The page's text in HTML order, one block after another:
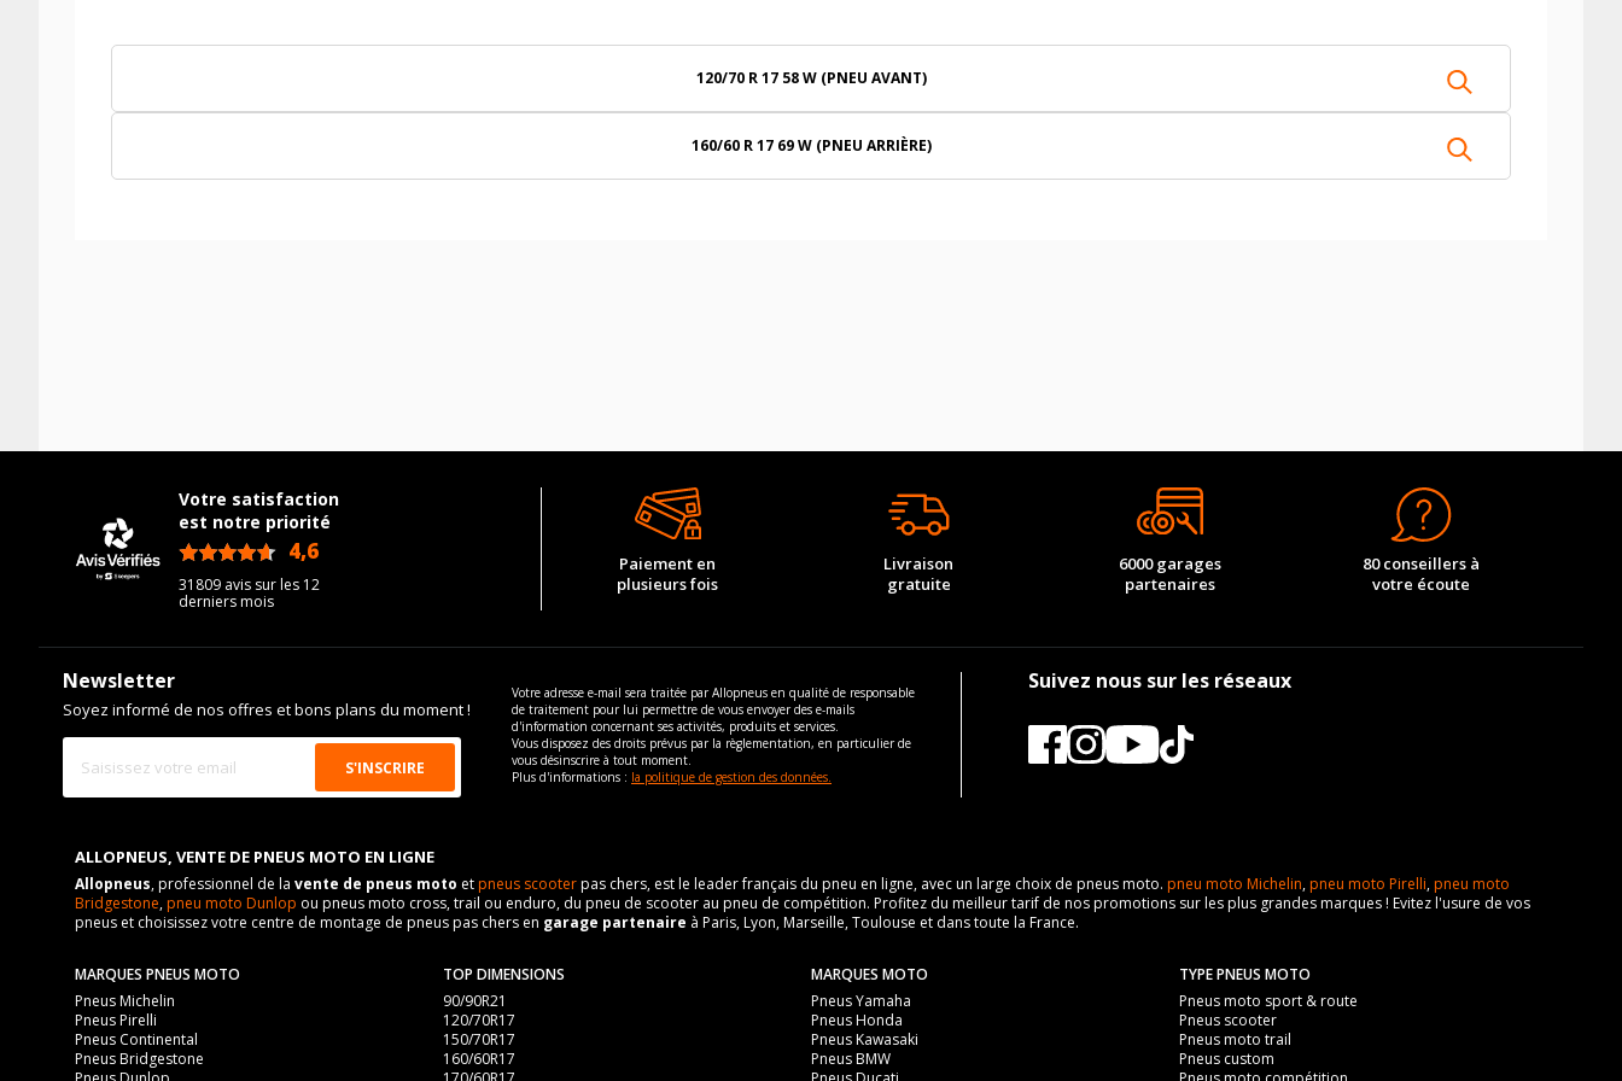
120/70 R 17 58 W (PNEU AVANT)
160/60 R 17 69 W (PNEU ARRIÈRE)
Votre satisfaction
est notre priorité
4,6
31809 avis sur les 12
derniers mois
Paiement en
plusieurs fois
Livraison
gratuite
6000 garages
partenaires
80 conseillers à
votre écoute
Newsletter
Soyez informé de nos offres et bons plans du moment !
Votre adresse e-mail sera traitée par Allopneus en qualité de responsable
de traitement pour lui permettre de vous envoyer des e-mails
d'information concernant ses activités, produits et services.
Vous disposez des droits prévus par la règlementation, en particulier de
vous désinscrire à tout moment.
Plus d'informations : la politique de gestion des données.
Suivez nous sur les réseaux
ALLOPNEUS, VENTE DE PNEUS MOTO EN LIGNE
Allopneus, professionnel de la vente de pneus moto etpneus scooterpas chers, est le leader français du pneu en ligne, avec un large choix de pneus moto. pneu moto Michelin,pneu moto Pirelli,pneu moto
Bridgestone,pneu moto Dunlop ou pneus moto cross, trail ou enduro, du pneu de scooter au pneu de compétition. Profitez du meilleur tarif de nos promotions sur les plus grandes marques ! Evitez l'usure de vos
pneus et choisissez votre centre de montage de pneus pas chers en garage partenaire à Paris, Lyon, Marseille, Toulouse et dans toute la France.
MARQUES PNEUS MOTO
Pneus Michelin
Pneus Pirelli
Pneus Continental
Pneus Bridgestone
TOP DIMENSIONS
90/90R21
120/70R17
150/70R17
160/60R17
MARQUES MOTO
Pneus Yamaha
Pneus Honda
Pneus Kawasaki
Pneus BMW
TYPE PNEUS MOTO
Pneus moto sport & route
Pneus scooter
Pneus moto trail
Pneus custom